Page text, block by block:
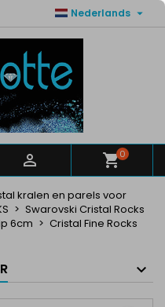
Nederlands 
 0
kralen en parels voor
Swarovski Cristal Rocks
6cm
Cristal Fine Rocks
×
×
Maak een verlanglijst
×
in uw verlanglijst
Inloggen